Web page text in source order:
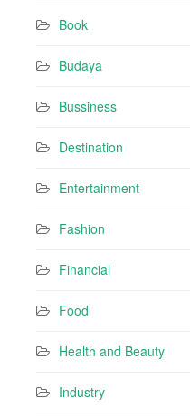
Book
Budaya
Bussiness
Destination
Entertainment
Fashion
Financial
Food
Health and Beauty
Industry